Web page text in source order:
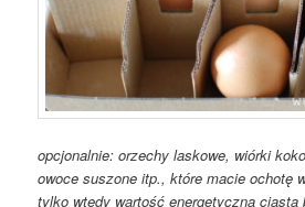
opcjonalnie: orzechy laskowe, wiórki
owoce suszone itp., które macie ochotę
tylko wtedy wartość energetyczna ciasta